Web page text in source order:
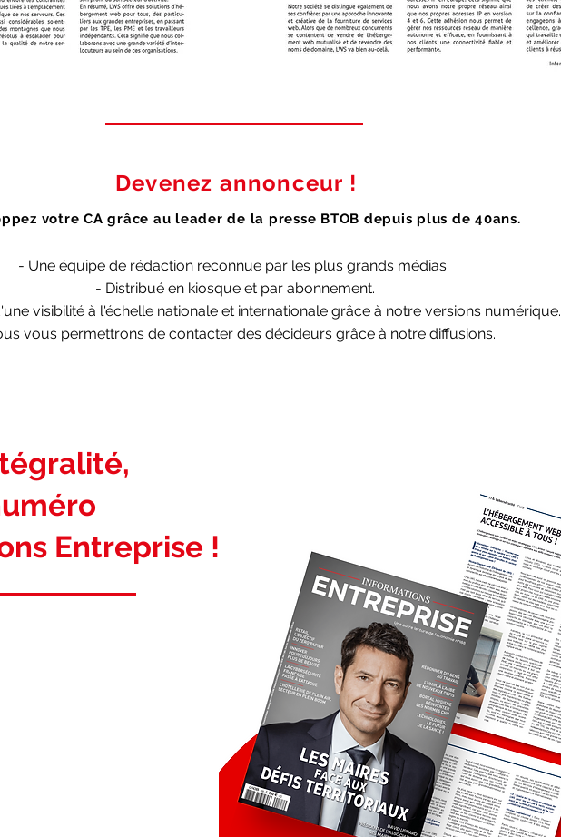
Devenez annonceur !
votre CA grâce au leader de la presse BTOB depuis plus de 40ans.
- Une équipe de rédaction reconnue par les plus grands médias.
- Distribué en kiosque et par abonnement.
visibilité à l'échelle nationale et internationale grâce à notre versions numérique.
vous permettrons de contacter des décideurs grâce à notre diffusions.
Entreprise !